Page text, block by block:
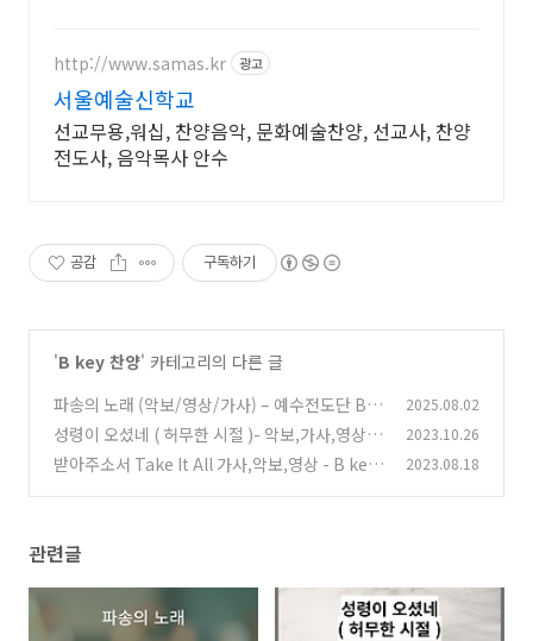
http://www.samas.kr 광고
서울예술신학교
선교무용,워십, 찬양음악, 문화예술찬양, 선교사, 찬양
전도사, 음악목사 안수
공감 구독하기
'B key 찬양' 카테고리의 다른 글
파송의 노래 (악보/영상/가사) – 예수전도단 Bm
코드 찬양
(0)
2025.08.02
성령이 오셨네 ( 허무한 시절 )- 악보,가사,영상 B
b KEY (0)
2023.10.26
받아주소서 Take It All 가사,악보,영상 - B key 2023.08.18
관련글